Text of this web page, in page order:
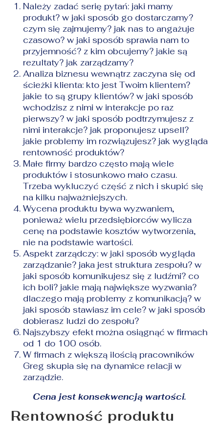
Należy zadać serię pytań: jaki mamy
produkt? w jaki sposób go dostarczamy?
czym się zajmujemy? jak nas to angażuje
czasowo? w jaki sposób sprawia nam to
przyjemność? z kim obcujemy? jakie są
rezultaty? jak zarządzamy?
Analiza biznesu wewnątrz zaczyna się od
ścieżki klienta: kto jest Twoim klientem?
jakie to są grupy klientów? w jaki sposób
wchodzisz z nimi w interakcje po raz
pierwszy? w jaki sposób podtrzymujesz z
nimi interakcje? jak proponujesz upsell?
jakie problemy im rozwiązujesz? jak wygląda
rentowność produktów?
Małe firmy bardzo często mają wiele
produktów i stosunkowo mało czasu.
Trzeba wykluczyć część z nich i skupić się
na kilku najważniejszych.
Wycena produktu bywa wyzwaniem,
ponieważ wielu przedsiębiorców wylicza
cenę na podstawie kosztów wytworzenia,
nie na podstawie wartości.
Aspekt zarządczy: w jaki sposób wygląda
zarządzanie? jaka jest struktura zespołu? w
jaki sposób komunikujesz się z ludźmi? co
ich boli? jakie mają największe wyzwania?
dlaczego mają problemy z komunikacją? w
jaki sposób stawiasz im cele? w jaki sposób
dobierasz ludzi do zespołu?
Najszybszy efekt można osiągnąć w firmach
od 1 do 100 osób.
W firmach z większą ilością pracowników
Greg skupia się na dynamice relacji w
zarządzie.
Cena jest konsekwencją wartości.
Rentowność produktu